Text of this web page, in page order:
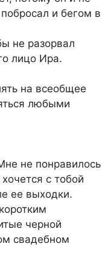
и бегом в
не разорвал
лицо Ира.
на всеобщее
любыми
не понравилось
с тобой
ее выходки.
черной
свадебном